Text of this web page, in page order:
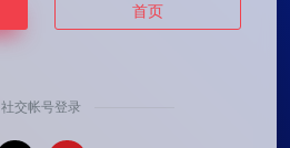
首页
社交帐号登录